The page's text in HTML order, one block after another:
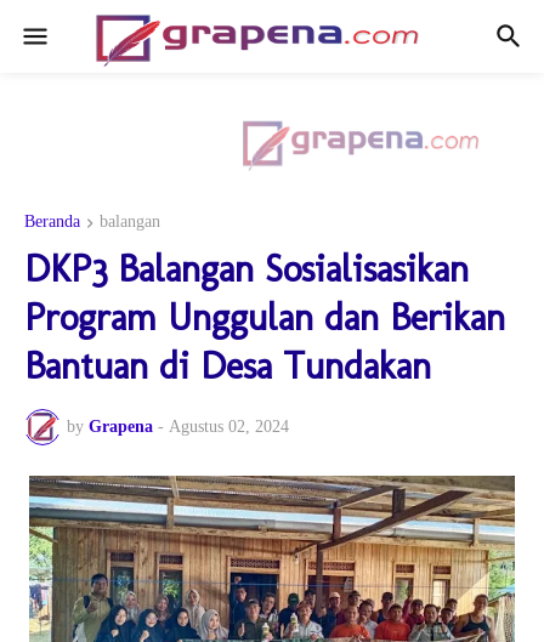
Beranda balangan
DKP3 Balangan Sosialisasikan
Program Unggulan dan Berikan
Bantuan di Desa Tundakan
by Grapena - Agustus 02, 2024